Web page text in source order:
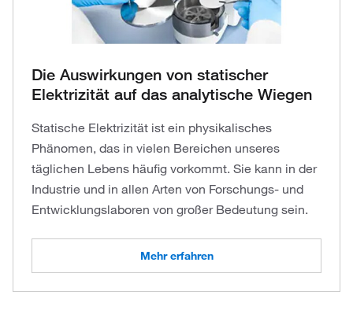
Die Auswirkungen von statischer
Elektrizität auf das analytische Wiegen
Statische Elektrizität ist ein physikalisches
Phänomen, das in vielen Bereichen unseres
täglichen Lebens häufig vorkommt. Sie kann in der
Industrie und in allen Arten von Forschungs- und
Entwicklungslaboren von großer Bedeutung sein.
Mehr erfahren